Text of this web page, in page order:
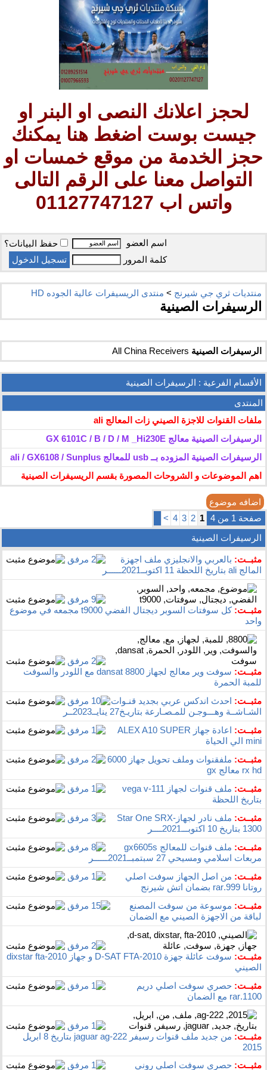
لحجز اعلانك النصى او البنر او
جيست بوست اضغط هنا يمكنك
حجز الخدمة من موقع خمسات او
التواصل معنا على الرقم التالى
واتس اب 01127747127
اسم العضو
حفظ البيانات؟
كلمة المرور
منتديات ثري جي شيرنج > منتدى الريسيفرات عالية الجوده HD
الرسيفرات الصينية
الرسيفرات الصينية All China Receivers
الأقسام الفرعية : الرسيفرات الصينية
المنتدى
ملفات القنوات للاجزة الصيني زات المعالج ali
الرسيفرات الصينية معالج GX 6101C / B / D / M _Hi230E
الرسيفرات الصينية المزوده بــ usb للمعالج ali / GX6108 / Sunplus
اهم الموضوعات و الشروحات المصورة بقسم الريسيفرات الصينية
اضافه موضوع
صفحة 1 من 4
1
2
3
4
>
الرسيفرات الصينية
مثبــت: بالعربي والانجليزي ملف اجهزة
المالج ali بتاريخ اللحظة 11 اكتوبــ2021ــــــر
مثبــت:
كل سوفتات السوبر ديجتال الفضي t9000 مجمعه في موضوع
واحد
مثبــت:
سوفت وير معالج لجهاز dansat 8800 مع اللودر والسوفت
للمبة الحمرة
مثبــت: احدث اندكس عربي بجديد قنـوات
الشـاشــة وهـــوجـن للمـصـارعة بتاريـخ27 ينايــ2023ــر
مثبــت:
اعادة جهاز ALEX A10 SUPER
mini الي الحياة
مثبــت:
ملفقنوات وملف تحويل جهاز 6000
rx hd معالج gx
مثبــت:
ملف قنوات لجهاز vega v-111
بتاريخ اللحظة
مثبــت:
ملف نادر لجهازStar One SRX-
1300 بتاريخ 10 اكتوبـــ2021ــــر
مثبــت:
ملف قنوات للمعالج gx6605s
مربعات اسلامي ومسيحي 27 سبتمبــ2021ــــــر
مثبــت: من اصل الجهاز سوفت اصلي
روتانا 999.rar‏ بضمان اتش شيرنج
مثبــت: موسوعة من سوفت المصنع
لباقة من الاجهزة الصيني مع الضمان
مثبــت:
سوفت عائلة جهزة D-SAT FTA-2010 و جهاز dixstar fta-2010
الصيني
مثبــت: حصري سوفت اصلي دريم
1100.rar‏ مع الضمان
مثبــت:
من جديد ملف قنوات رسيفر jaguar ag-222 بتاريخ 8 ابريل
2015
مثبــت: حصري سوفت اصلي روني